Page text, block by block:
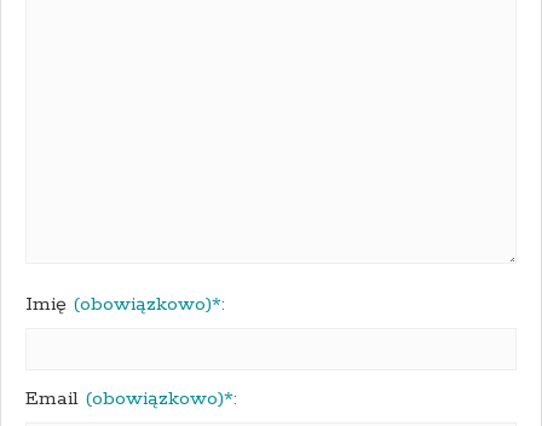
Imię (obowiązkowo)*:
Email (obowiązkowo)*: